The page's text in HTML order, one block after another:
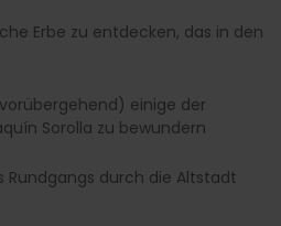
Erbe zu entdecken, das in den
einige der
Sorolla zu bewundern
Rundgangs durch die Altstadt